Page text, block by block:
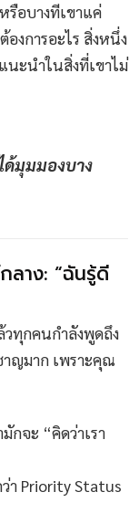
รือบางทีเขาแค่
องการอะไร สิ่งหนึ่ง
ะนำในสิ่งที่เขาไม่
ด้มุมมองบาง
าง: “ฉันรู้ดี
ทุกคนกำลังพูดถึง
ญมาก เพราะคุณ
กจะ “คิดว่าเรา
า Priority Status